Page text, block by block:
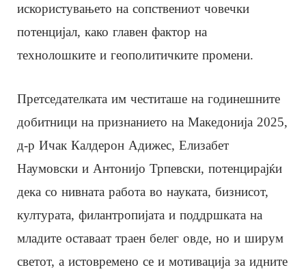
искористувањето на сопствениот човечки
потенцијал, како главен фактор на
технолошките и геополитичките промени.
Претседателката им честиташе на годинешните
добитници на признанието на Македонија 2025,
д-р Ичак Калдерон Адижес, Елизабет
Наумовски и Антонијо Трпевски, потенцирајќи
дека со нивната работа во науката, бизнисот,
културата, филантропијата и поддршката на
младите оставаат траен белег овде, но и ширум
светот, а истовремено се и мотивација за идните